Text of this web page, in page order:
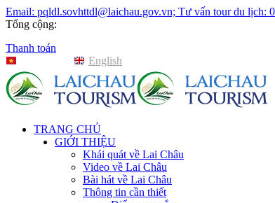
Email: pqldl.sovhttdl@laichau.gov.vn; Tư vấn tour du lịch:
Tổng cộng:
Thanh toán
English
TRANG CHỦ
GIỚI THIỆU
Khái quát về Lai Châu
Video về Lai Châu
Bài hát về Lai Châu
Thông tin cần thiết